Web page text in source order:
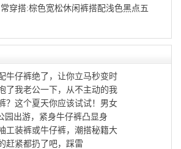
穿搭:棕色宽松休闲裤搭配浅色黑点五
牛仔裤绝了，让你立马秒变时
了我老公一下，从不主动的我
？这个夏天你应该试试！男女
园出游，紧身牛仔裤凸显身
工装裤或牛仔裤，潮搭秘籍大
赶紧都扔了吧，踩雷